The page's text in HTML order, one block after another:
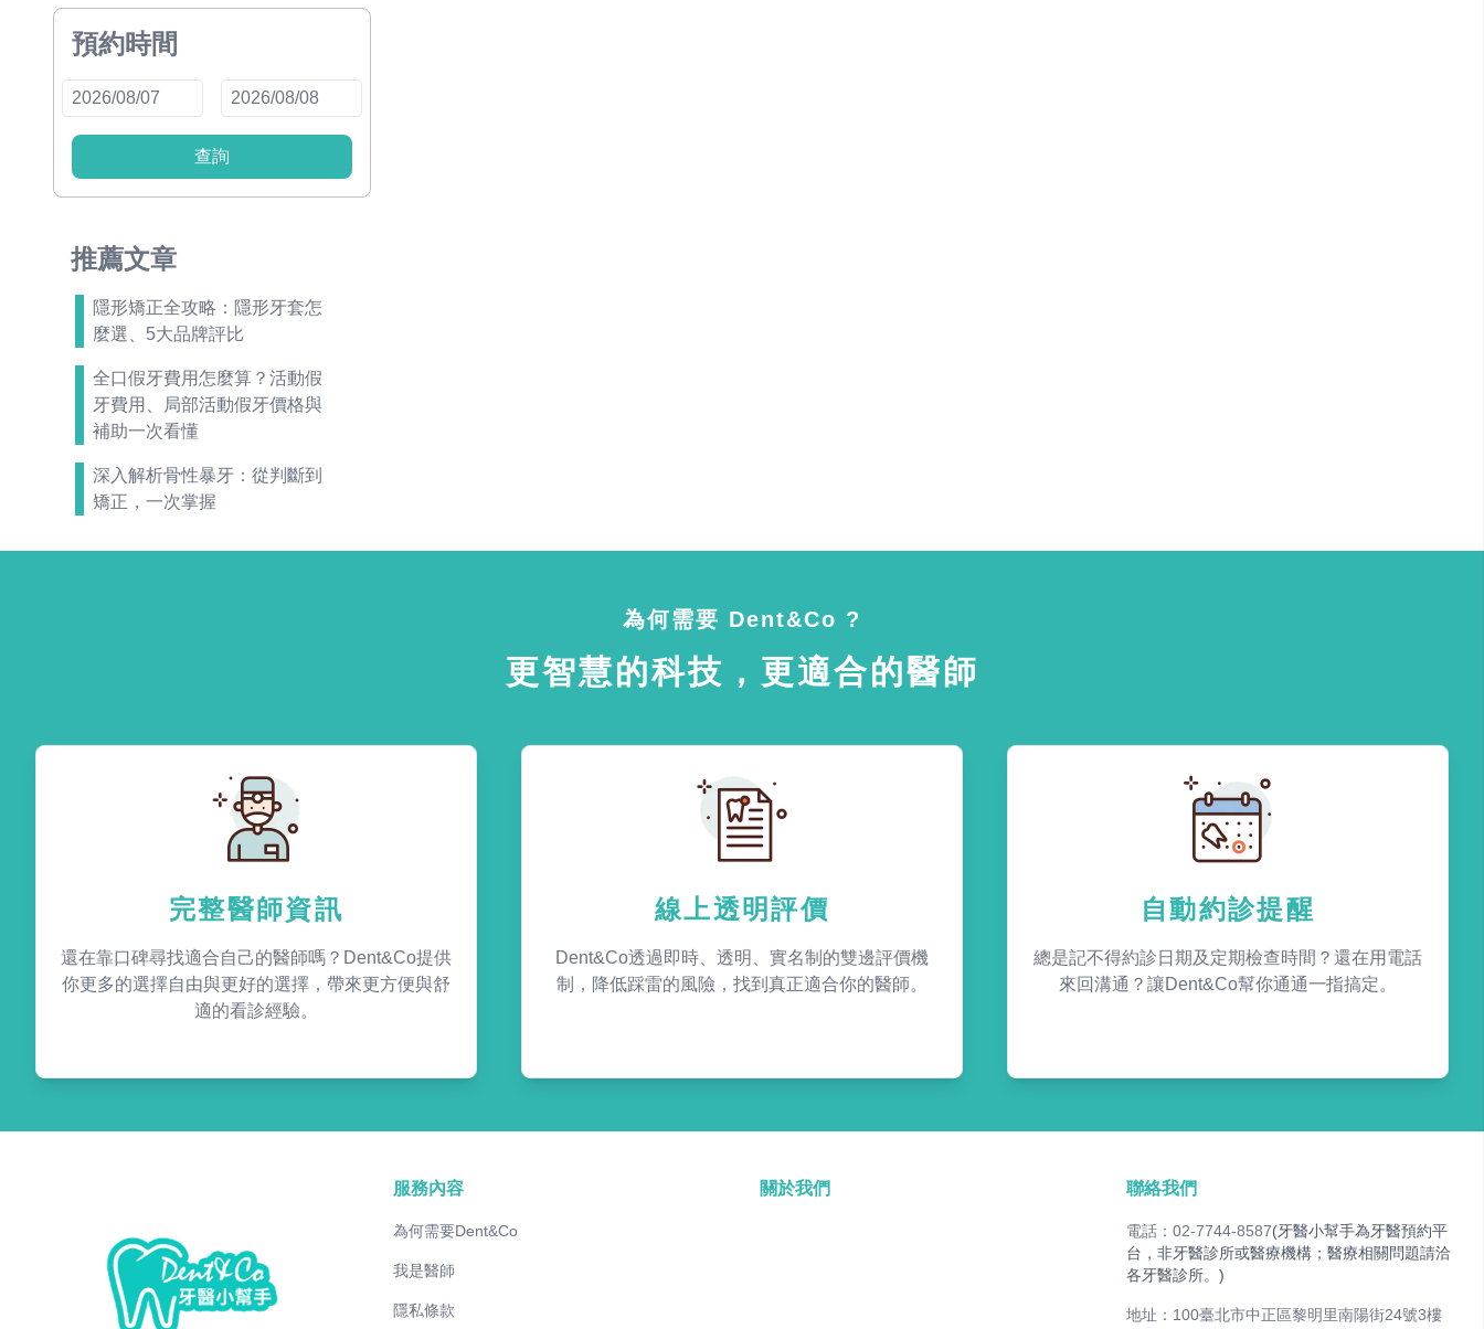
預約時間
查詢
推薦文章
隱形矯正全攻略：隱形牙套怎
麼選、5大品牌評比
全口假牙費用怎麼算？活動假
牙費用、局部活動假牙價格與
補助一次看懂
深入解析骨性暴牙：從判斷到
矯正，一次掌握
為何需要 Dent&Co ?
更智慧的科技，更適合的醫師
完整醫師資訊
還在靠口碑尋找適合自己的醫師嗎？Dent&Co提供
你更多的選擇自由與更好的選擇，帶來更方便與舒
適的看診經驗。
線上透明評價
Dent&Co透過即時、透明、實名制的雙邊評價機
制，降低踩雷的風險，找到真正適合你的醫師。
自動約診提醒
總是記不得約診日期及定期檢查時間？還在用電話
來回溝通？讓Dent&Co幫你通通一指搞定。
服務內容
為何需要Dent&Co
我是醫師
隱私條款
關於我們 聯絡我們
電話：02-7744-8587(牙醫小幫手為牙醫預約平
台，非牙醫診所或醫療機構；醫療相關問題請洽
各牙醫診所。)
地址：100臺北市中正區黎明里南陽街24號3樓